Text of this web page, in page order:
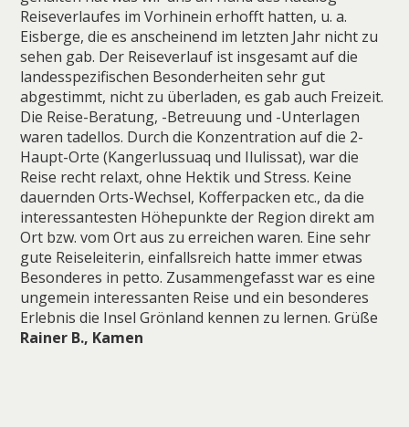
Reiseverlaufes im Vorhinein erhofft hatten, u. a.
Eisberge, die es anscheinend im letzten Jahr nicht zu
sehen gab. Der Reiseverlauf ist insgesamt auf die
landesspezifischen Besonderheiten sehr gut
abgestimmt, nicht zu überladen, es gab auch Freizeit.
Die Reise-Beratung, -Betreuung und -Unterlagen
waren tadellos. Durch die Konzentration auf die 2-
Haupt-Orte (Kangerlussuaq und Ilulissat), war die
Reise recht relaxt, ohne Hektik und Stress. Keine
dauernden Orts-Wechsel, Kofferpacken etc., da die
interessantesten Höhepunkte der Region direkt am
Ort bzw. vom Ort aus zu erreichen waren. Eine sehr
gute Reiseleiterin, einfallsreich hatte immer etwas
Besonderes in petto. Zusammengefasst war es eine
ungemein interessanten Reise und ein besonderes
Erlebnis die Insel Grönland kennen zu lernen. Grüße
Rainer B., Kamen